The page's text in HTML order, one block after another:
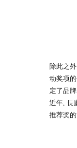
除此之
动奖项
定了品牌
近年, 長
推荐奖